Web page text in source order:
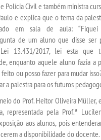
1
Polícia Civil e também ministra
e explica que o tema da
em sala de aula: “Fiquei
de um aluno que disse ser
13.431/2017, lei esta que
enquanto aquele aluno fazia a
ou posso fazer para mudar
a palestra para os futuros
do Prof. Heitor Oliveira Müller,
representada pela Prof.ª
aos alunos, pois
a disponibilidade do docente.